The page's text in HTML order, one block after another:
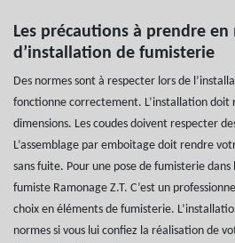
Les précautions à prendre en
d’installation de fumisterie
Des normes sont à respecter lors de
fonctionne correctement. L’installation doit
dimensions. Les coudes doivent respecter
L’assemblage par emboitage doit rendre
sans fuite. Pour une pose de fumisterie dans
fumiste Ramonage Z.T. C’est un
choix en éléments de fumisterie.
normes si vous lui confiez la réalisation de